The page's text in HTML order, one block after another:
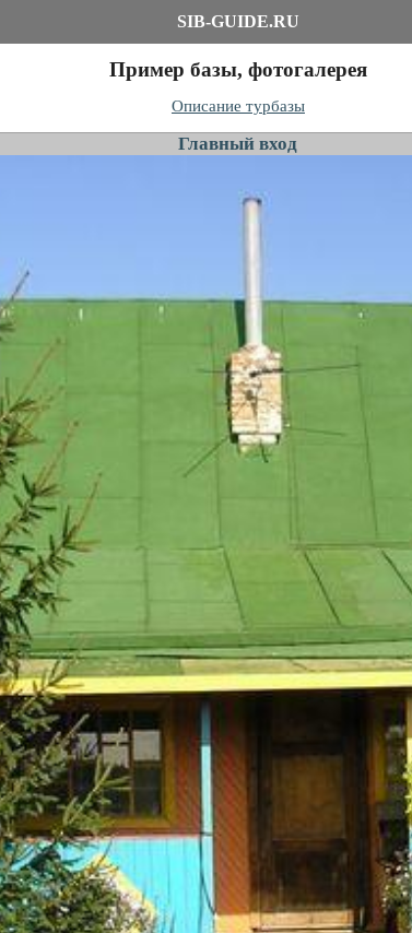
SIB-GUIDE.RU
Пример базы, фотогалерея
Описание турбазы
Главный вход